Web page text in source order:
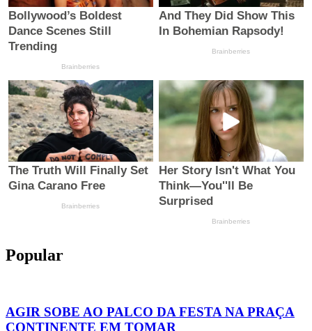
Popular
AGIR SOBE AO PALCO DA FESTA NA PRAÇA
CONTINENTE EM TOMAR